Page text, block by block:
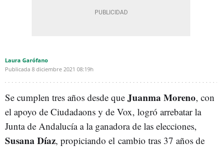
Laura Garófano
Publicada 8 diciembre 2021 08:19h
Se cumplen tres años desde que Juanma Moreno, con
el apoyo de Ciudadaons y de Vox, logró arrebatar la
Junta de Andalucía a la ganadora de las elecciones,
Susana Díaz, propiciando el cambio tras 37 años de